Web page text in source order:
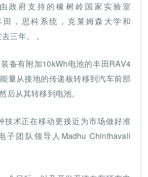
政府支持的橡树岭国家实验室
田，思科系统，克莱姆森大学和
三年。 。
备有附加10kWh电池的丰田RAV4
量从接地的传递板转移到汽车前部
后从其转移到电池。
技术正在移动更接近为市场做好准
子团队领导人Madhu Chinthavali